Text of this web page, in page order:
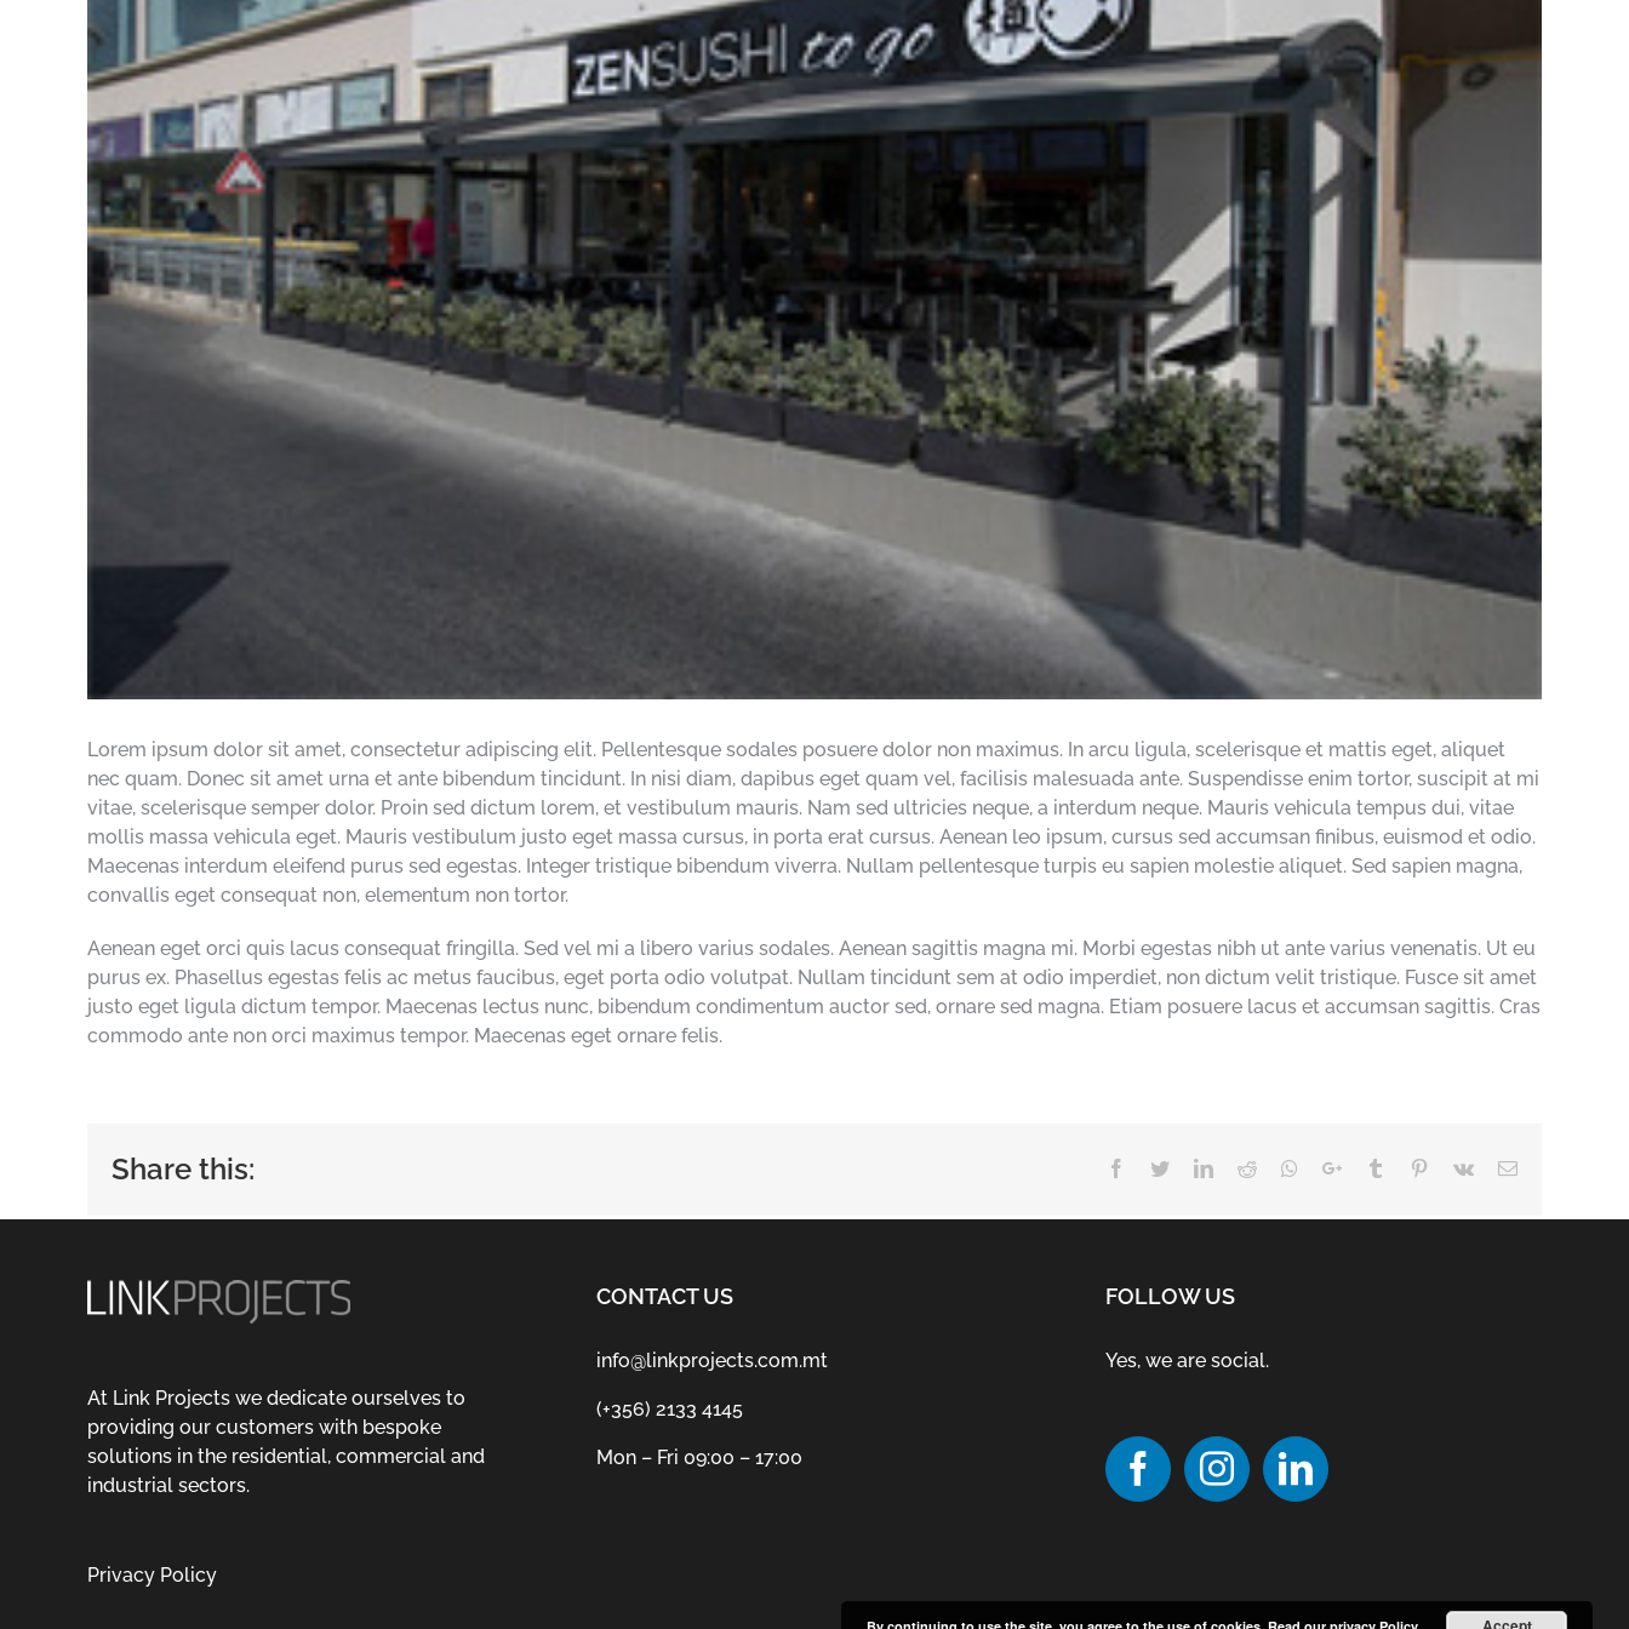
Lorem ipsum dolor sit amet, consectetur adipiscing elit. Pellentesque sodales posuere dolor non maximus. In arcu ligula, scelerisque et mattis eget, aliquet
nec quam. Donec sit amet urna et ante bibendum tincidunt. In nisi diam, dapibus eget quam vel, facilisis malesuada ante. Suspendisse enim tortor, suscipit at mi
vitae, scelerisque semper dolor. Proin sed dictum lorem, et vestibulum mauris. Nam sed ultricies neque, a interdum neque. Mauris vehicula tempus dui, vitae
mollis massa vehicula eget. Mauris vestibulum justo eget massa cursus, in porta erat cursus. Aenean leo ipsum, cursus sed accumsan finibus, euismod et odio.
Maecenas interdum eleifend purus sed egestas. Integer tristique bibendum viverra. Nullam pellentesque turpis eu sapien molestie aliquet. Sed sapien magna,
convallis eget consequat non, elementum non tortor.
Aenean eget orci quis lacus consequat fringilla. Sed vel mi a libero varius sodales. Aenean sagittis magna mi. Morbi egestas nibh ut ante varius venenatis. Ut eu
purus ex. Phasellus egestas felis ac metus faucibus, eget porta odio volutpat. Nullam tincidunt sem at odio imperdiet, non dictum velit tristique. Fusce sit amet
justo eget ligula dictum tempor. Maecenas lectus nunc, bibendum condimentum auctor sed, ornare sed magna. Etiam posuere lacus et accumsan sagittis. Cras
commodo ante non orci maximus tempor. Maecenas eget ornare felis.
Share this: Facebook
TwitterLinkedIn
Reddit Whatsapp
Google+Tumblr Pinterest
Vk Email
At Link Projects we dedicate ourselves to
providing our customers with bespoke
solutions in the residential, commercial and
industrial sectors.
Privacy Policy
CONTACT US
info@linkprojects.com.mt
(+356) 2133 4145
Mon – Fri 09:00 – 17:00
FOLLOW US
Yes, we are social.